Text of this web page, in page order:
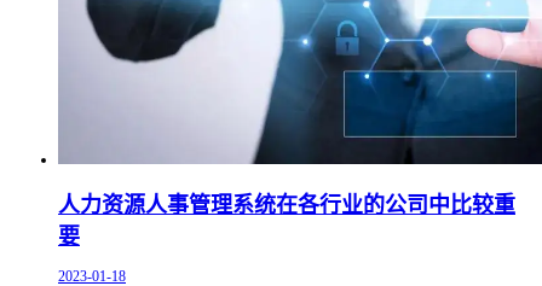
人力资源人事管理系统在各行业的公司中比较重
要
2023-01-18